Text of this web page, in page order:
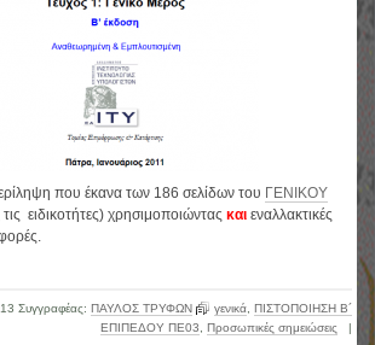
που έκανα των 186 σελίδων του ΓΕΝΙΚΟΥ
ειδικοτήτες) χρησιμοποιώνταςκαι εναλλακτικές
Συγγραφέας: ΠΑΥΛΟΣ ΤΡΥΦΩΝ γενικά, ΠΙΣΤΟΠΟΙΗΣΗ Β´
ΕΠΙΠΕΔΟΥ ΠΕ03
Προσωπικές σημειώσεις |